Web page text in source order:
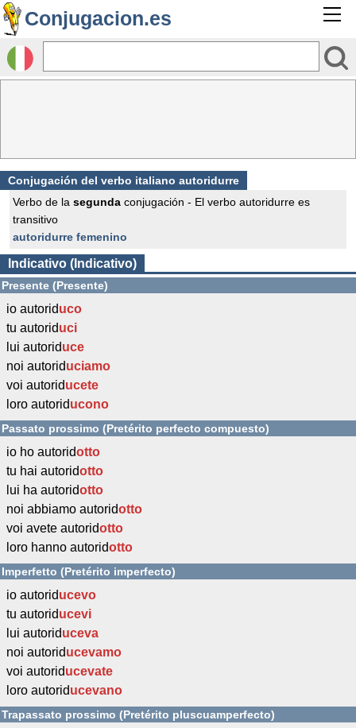
Conjugacion.es
Conjugación del verbo italiano autoridurre
Verbo de la segunda conjugación - El verbo autoridurre es
transitivo
autoridurre femenino
Indicativo (Indicativo)
Presente (Presente)
io autoriduco
tu autoriduci
lui autoriduce
noi autoriduciamo
voi autoriducete
loro autoriducono
Passato prossimo (Pretérito perfecto compuesto)
io ho autoridotto
tu hai autoridotto
lui ha autoridotto
noi abbiamo autoridotto
voi avete autoridotto
loro hanno autoridotto
Imperfetto (Pretérito imperfecto)
io autoriducevo
tu autoriducevi
lui autoriduceva
noi autoriducevamo
voi autoriducevate
loro autoriducevano
Trapassato prossimo (Pretérito pluscuamperfecto)